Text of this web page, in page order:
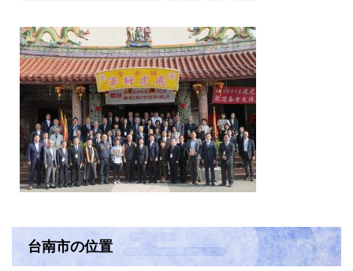
台南市の位置